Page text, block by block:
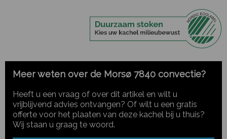
Meer weten over de Morsø 7840 convectie?
Heeft u een vraag of over dit artikel en wilt u
vrijblijvend advies ontvangen? Of wilt u een gratis
offerte voor het plaaten van deze kachel bij u thuis?
Wij staan u graag te woord.